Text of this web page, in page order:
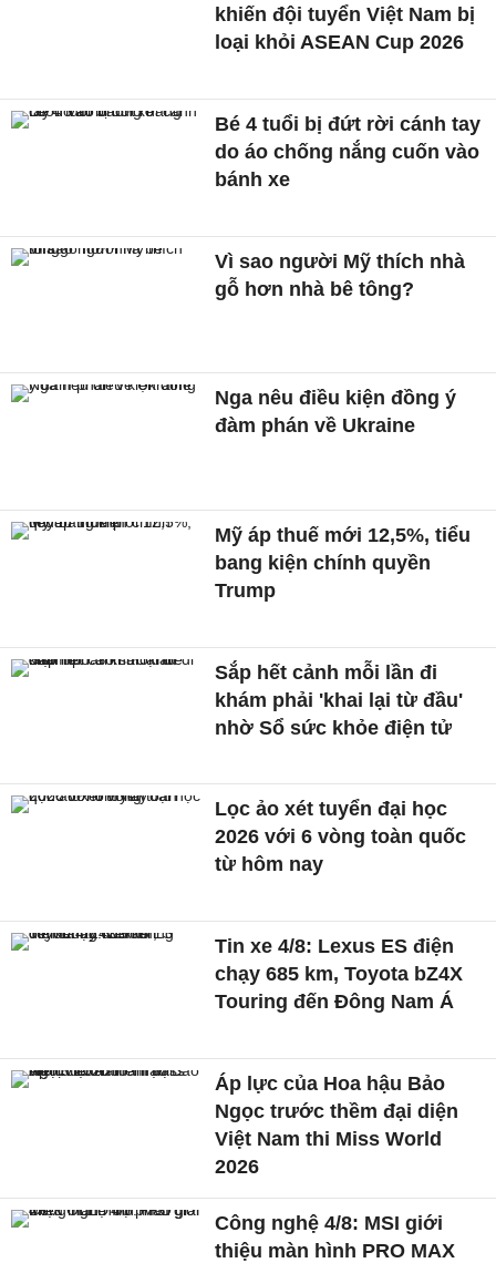
khiến đội tuyển Việt Nam bị
loại khỏi ASEAN Cup 2026
Bé 4 tuổi bị đứt rời cánh tay
do áo chống nắng cuốn vào
bánh xe
Vì sao người Mỹ thích nhà
gỗ hơn nhà bê tông?
Nga nêu điều kiện đồng ý
đàm phán về Ukraine
Mỹ áp thuế mới 12,5%, tiểu
bang kiện chính quyền
Trump
Sắp hết cảnh mỗi lần đi
khám phải 'khai lại từ đầu'
nhờ Sổ sức khỏe điện tử
Lọc ảo xét tuyển đại học
2026 với 6 vòng toàn quốc
từ hôm nay
Tin xe 4/8: Lexus ES điện
chạy 685 km, Toyota bZ4X
Touring đến Đông Nam Á
Áp lực của Hoa hậu Bảo
Ngọc trước thềm đại diện
Việt Nam thi Miss World
2026
Công nghệ 4/8: MSI giới
thiệu màn hình PRO MAX